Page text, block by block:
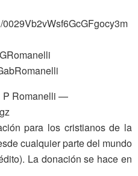
P Romanelli —
para los cristianos de la
cualquier parte del mundo
La donación se hace en